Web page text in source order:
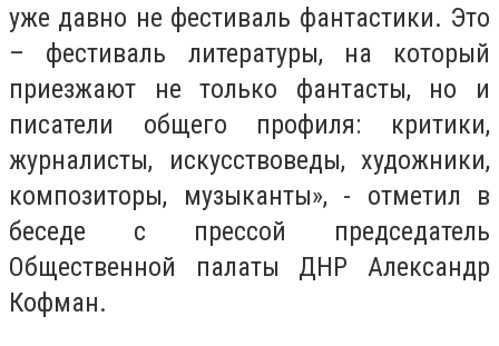
уже давно не фестиваль фантастики. Это
– фестиваль литературы, на который
приезжают не только фантасты, но и
писатели общего профиля: критики,
журналисты, искусствоведы, художники,
композиторы, музыканты», - отметил в
беседе с прессой председатель
Общественной палаты ДНР Александр
Кофман.